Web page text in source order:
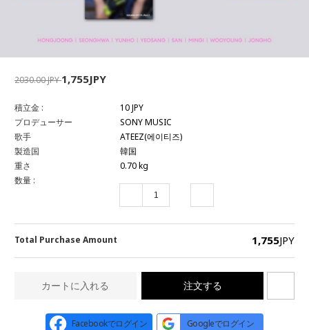
2030.00 JPY1,755JPY
積立金 :
10 JPY
プロデューサー
SONY MUSIC
歌手
ATEEZ(에이티즈)
製造国
韓国
重さ
0.70 kg
数量 :
Total Purchase Amount 1,755JPY
カートに入れる 注文する
Facebookでログイン Googleでログイン